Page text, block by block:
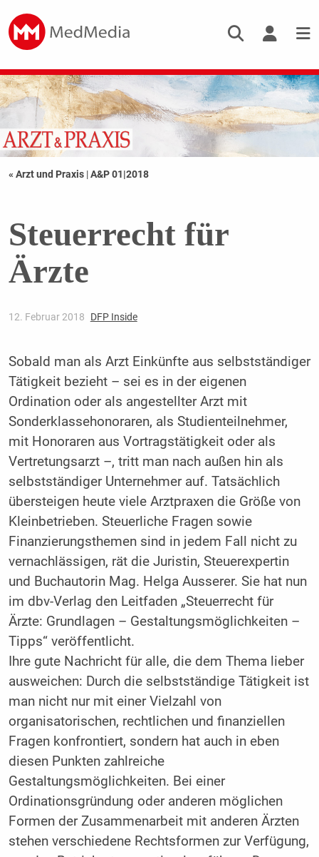
« Arzt und Praxis |A&P 01|2018
Steuerrecht für
Ärzte
12. Februar 2018 DFP Inside
Sobald man als Arzt Einkünfte aus selbstständiger
Tätigkeit bezieht – sei es in der eigenen
Ordination oder als angestellter Arzt mit
Sonderklassehonoraren, als Studienteilnehmer,
mit Honoraren aus Vortragstätigkeit oder als
Vertretungsarzt –, tritt man nach außen hin als
selbstständiger Unternehmer auf. Tatsächlich
übersteigen heute viele Arztpraxen die Größe von
Kleinbetrieben. Steuerliche Fragen sowie
Finanzierungsthemen sind in jedem Fall nicht zu
vernachlässigen, rät die Juristin, Steuerexpertin
und Buchautorin Mag. Helga Ausserer. Sie hat nun
im dbv-Verlag den Leitfaden „Steuerrecht für
Ärzte: Grundlagen – Gestaltungsmöglichkeiten –
Tipps“ veröffentlicht.
Ihre gute Nachricht für alle, die dem Thema lieber
ausweichen: Durch die selbstständige Tätigkeit ist
man nicht nur mit einer Vielzahl von
organisatorischen, rechtlichen und finanziellen
Fragen konfrontiert, sondern hat auch in eben
diesen Punkten zahlreiche
Gestaltungsmöglichkeiten. Bei einer
Ordinationsgründung oder anderen möglichen
Formen der Zusammenarbeit mit anderen Ärzten
stehen verschiedene Rechtsformen zur Verfügung,